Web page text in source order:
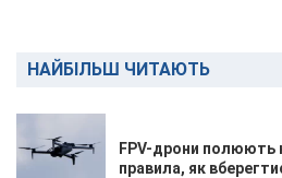
НАЙБІЛЬШ ЧИТАЮТЬ
FPV-дрони полюють
правила, як